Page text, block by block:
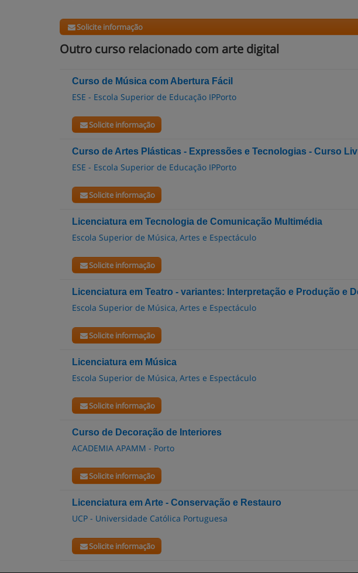
Solicite informação
Outro curso relacionado com arte digital
Curso de Música com Abertura Fácil
ESE - Escola Superior de Educação IPPorto
Solicite informação
Curso de Artes Plásticas - Expressões e Tecnologias - Curso
ESE - Escola Superior de Educação IPPorto
Solicite informação
Licenciatura em Tecnologia de Comunicação Multimédia
Escola Superior de Música, Artes e Espectáculo
Solicite informação
Licenciatura em Teatro - variantes: Interpretação e Produção e
Escola Superior de Música, Artes e Espectáculo
Solicite informação
Licenciatura em Música
Escola Superior de Música, Artes e Espectáculo
Solicite informação
Curso de Decoração de Interiores
ACADEMIA APAMM - Porto
Solicite informação
Licenciatura em Arte - Conservação e Restauro
UCP - Universidade Católica Portuguesa
Solicite informação